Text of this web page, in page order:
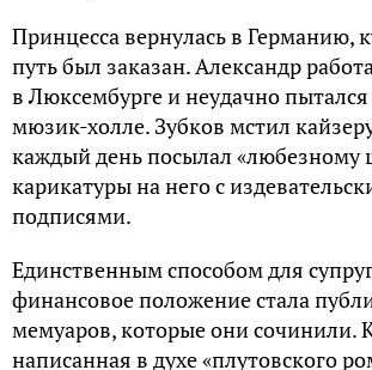
Принцесса вернулась в Германию,
путь был заказан. Александр
в Люксембурге и неудачно пытался
мюзик-холле. Зубков мстил
каждый день посылал «любезному
карикатуры на него с
подписями.
Единственным способом для
финансовое положение стала
мемуаров, которые они сочинили.
написанная в духе «плутовского